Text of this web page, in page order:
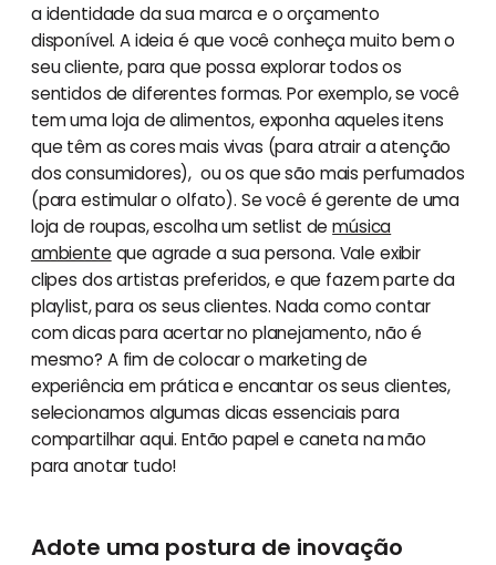
a identidade da sua marca e o orçamento
disponível. A ideia é que você conheça muito bem o
seu cliente, para que possa explorar todos os
sentidos de diferentes formas. Por exemplo, se você
tem uma loja de alimentos, exponha aqueles itens
que têm as cores mais vivas (para atrair a atenção
dos consumidores), ou os que são mais perfumados
(para estimular o olfato). Se você é gerente de uma
loja de roupas, escolha um setlist demúsica
ambiente que agrade a sua persona. Vale exibir
clipes dos artistas preferidos, e que fazem parte da
playlist, para os seus clientes. Nada como contar
com dicas para acertar no planejamento, não é
mesmo? A fim de colocar o marketing de
experiência em prática e encantar os seus clientes,
selecionamos algumas dicas essenciais para
compartilhar aqui. Então papel e caneta na mão
para anotar tudo!
Adote uma postura de inovação